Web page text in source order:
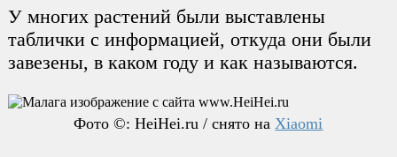
У многих растений были выставлены
таблички с информацией, откуда они были
завезены, в каком году и как называются.
Фото ©: HeiHei.ru / снято на Xiaomi